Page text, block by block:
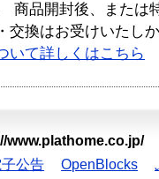
商品開封後、または
交換はお受けいたし
いて詳しくはこちら
www.plathome.co.jp/
公告 OpenBlocks